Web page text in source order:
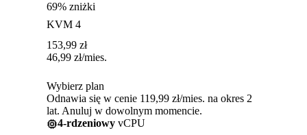
69% zniżki
KVM 4
153,99 zł
46,99 zł/mies.
Wybierz plan
Odnawia się w cenie 119,99 zł/mies. na okres 2
lat. Anuluj w dowolnym momencie.
4-rdzeniowy vCPU